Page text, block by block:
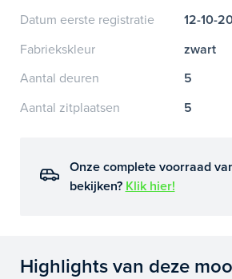
Datum eerste registratie
12-10-
Fabriekskleur
zwart
Aantal deuren
5
Aantal zitplaatsen
5
Onze complete voorraad
bekijken? Klik hier!
Highlights van deze